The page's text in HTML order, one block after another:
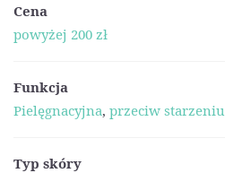
Cena
powyżej 200 zł
Funkcja
Pielęgnacyjna, przeciw starzeniu
Typ skóry